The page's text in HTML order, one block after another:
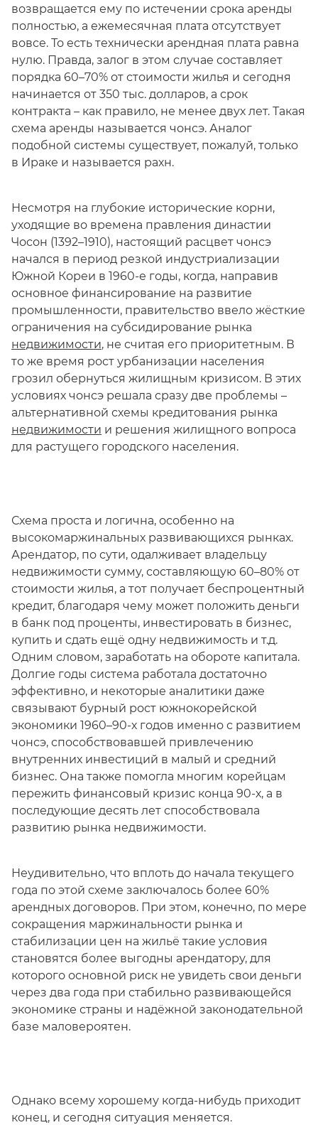
возвращается ему по истечении срока аренды
полностью, а ежемесячная плата отсутствует
вовсе. То есть технически арендная плата равна
нулю. Правда, залог в этом случае составляет
порядка 60–70% от стоимости жилья и сегодня
начинается от 350 тыс. долларов, а срок
контракта – как правило, не менее двух лет. Такая
схема аренды называется чонсэ. Аналог
подобной системы существует, пожалуй, только
в Ираке и называется рахн.
Несмотря на глубокие исторические корни,
уходящие во времена правления династии
Чосон (1392–1910), настоящий расцвет чонсэ
начался в период резкой индустриализации
Южной Кореи в 1960-е годы, когда, направив
основное финансирование на развитие
промышленности, правительство ввело жёсткие
ограничения на субсидирование рынка
недвижимости, не считая его приоритетным. В
то же время рост урбанизации населения
грозил обернуться жилищным кризисом. В этих
условиях чонсэ решала сразу две проблемы –
альтернативной схемы кредитования рынка
недвижимости и решения жилищного вопроса
для растущего городского населения.
Схема проста и логична, особенно на
высокомаржинальных развивающихся рынках.
Арендатор, по сути, одалживает владельцу
недвижимости сумму, составляющую 60–80% от
стоимости жилья, а тот получает беспроцентный
кредит, благодаря чему может положить деньги
в банк под проценты, инвестировать в бизнес,
купить и сдать ещё одну недвижимость и т.д.
Одним словом, заработать на обороте капитала.
Долгие годы система работала достаточно
эффективно, и некоторые аналитики даже
связывают бурный рост южнокорейской
экономики 1960–90-х годов именно с развитием
чонсэ, способствовавшей привлечению
внутренних инвестиций в малый и средний
бизнес. Она также помогла многим корейцам
пережить финансовый кризис конца 90-х, а в
последующие десять лет способствовала
развитию рынка недвижимости.
Неудивительно, что вплоть до начала текущего
года по этой схеме заключалось более 60%
арендных договоров. При этом, конечно, по мере
сокращения маржинальности рынка и
стабилизации цен на жильё такие условия
становятся более выгодны арендатору, для
которого основной риск не увидеть свои деньги
через два года при стабильно развивающейся
экономике страны и надёжной законодательной
базе маловероятен.
Однако всему хорошему когда-нибудь приходит
конец, и сегодня ситуация меняется.